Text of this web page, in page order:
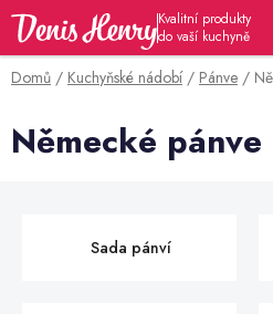
Přejít
obsah
Domů / Kuchyňské nádobí / Pánve /
Německé
Sada pánví